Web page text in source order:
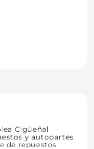
Cigüeñal
y autopartes
de repuestos